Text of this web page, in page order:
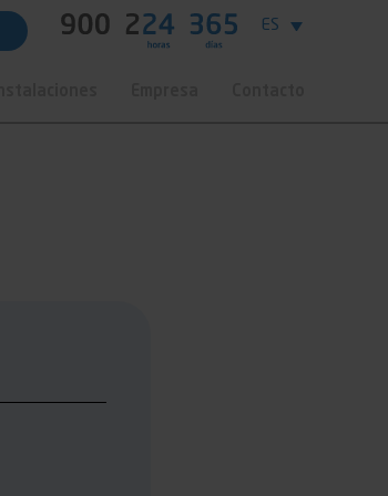
ES